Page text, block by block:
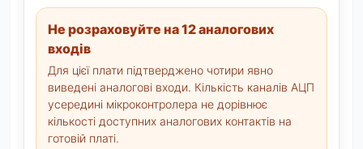
Не розраховуйте на 12 аналогових
входів
Для цієї плати підтверджено чотири явно
виведені аналогові входи. Кількість каналів АЦП
усередині мікроконтролера не дорівнює
кількості доступних аналогових контактів на
готовій платі.